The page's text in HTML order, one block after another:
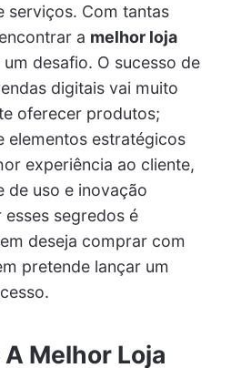
serviços. Com tantas
a melhor loja
desafio. O sucesso de
digitais vai muito
oferecer produtos;
elementos estratégicos
experiência ao cliente,
de uso e inovação
segredos é
deseja comprar com
pretende lançar um
Melhor Loja